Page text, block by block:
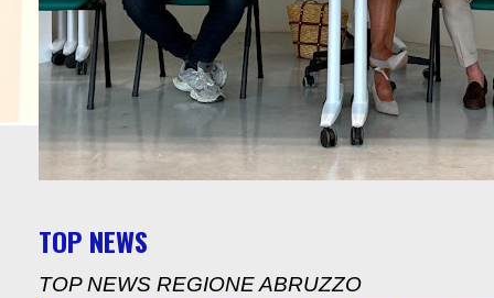
TOP NEWS
TOP NEWS REGIONE ABRUZZO